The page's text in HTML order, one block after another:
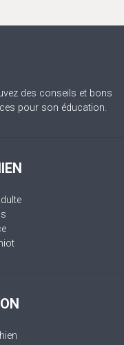
des conseils et bons
pour son éducation.